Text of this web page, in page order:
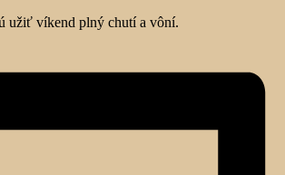
užiť víkend plný chutí a vôní.